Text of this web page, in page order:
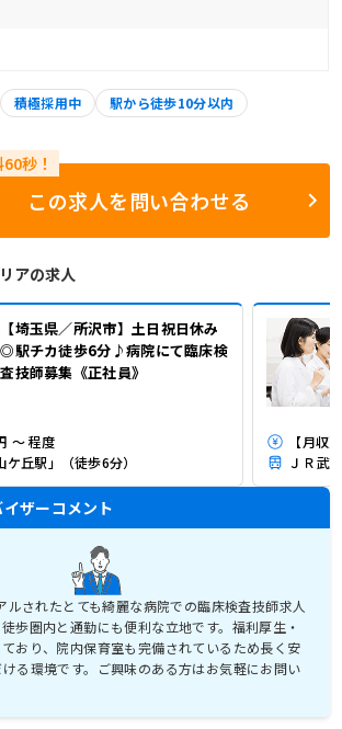
積極採用中
駅から徒歩10分以内
この求人を問い合わせる
アの求人
【埼玉県／所沢市】土日祝日休み
◎駅チカ徒歩6分♪病院にて臨床検
査技師募集《正社員》
～ 程度
丘駅」（徒歩6分）
【月収
ＪＲ武
ザーコメント
ルされたとても綺麗な病院での臨床検査技師求人
歩圏内と通勤にも便利な立地です。福利厚生・
おり、院内保育室も完備されているため長く安
る環境です。ご興味のある方はお気軽にお問い